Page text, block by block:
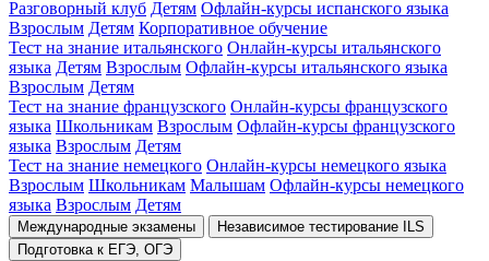
Разговорный клуб Детям Офлайн-курсы испанского языка
Взрослым Детям Корпоративное обучение
Тест на знание итальянского Онлайн-курсы итальянского
языка Детям Взрослым Офлайн-курсы итальянского языка
Взрослым Детям
Тест на знание французского Онлайн-курсы французского
языка Школьникам Взрослым Офлайн-курсы французского
языка Взрослым Детям
Тест на знание немецкого Онлайн-курсы немецкого языка
Взрослым Школьникам Малышам Офлайн-курсы немецкого
языка Взрослым Детям
Международные экзамены
Независимое тестирование ILS
Подготовка к ЕГЭ, ОГЭ